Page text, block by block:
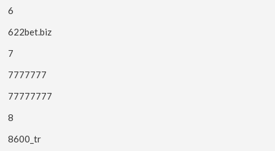
6
622bet.biz
7
7777777
77777777
8
8600_tr